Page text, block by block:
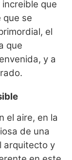
que
que se
el
que
y a
el aire, en la
de una
arquitecto y